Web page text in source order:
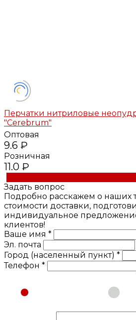
Перчатки нитриловые
"Cerebrum"
Оптовая
9.6 ₽
Розничная
11.0 ₽
Задать вопрос
Подробно расскажем о наших
стоимости доставки,
индивидуальное
клиентов!
Ваше имя *
Эл. почта
Город (населенный пункт) *
Телефон *